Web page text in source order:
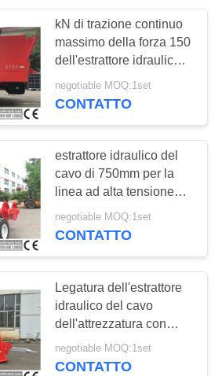
metallico
28
del
kN di trazione continuo
massimo della forza 150
dell'estrattore idraulico
del cavo 180kN
negotiable MOQ:1set
CONTATTO
estrattore idraulico del
cavo di 750mm per la
linea ad alta tensione
costruzione della torre
negotiable MOQ:1set
CONTATTO
Legatura dell'estrattore
idraulico del cavo
dell'attrezzatura con
Cummins Engine
negotiable MOQ:1set
CONTATTO